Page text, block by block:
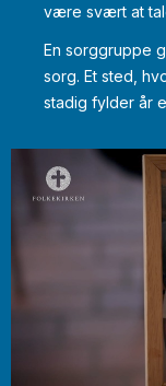
være svært at
En sorggruppe
sorg. Et sted,
stadig fylder år